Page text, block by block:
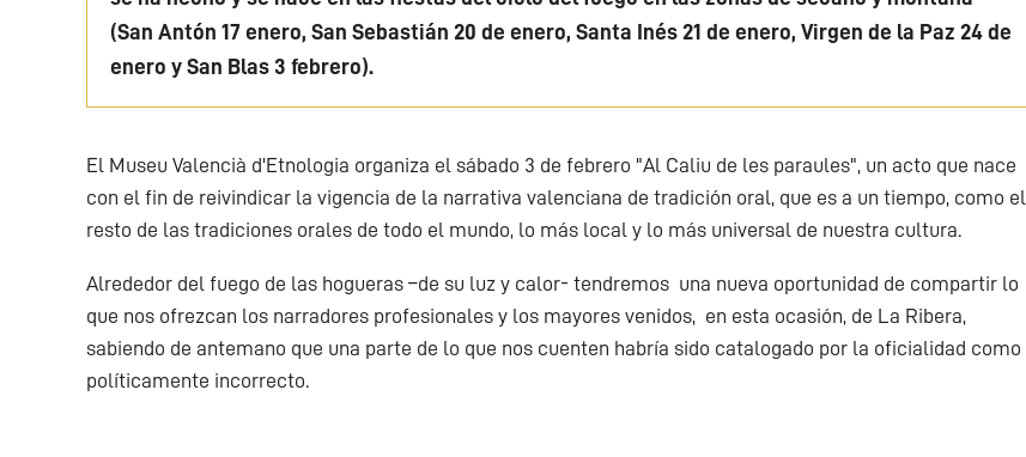
(San Antón 17 enero, San Sebastián 20 de enero, Santa Inés 21 de enero, Virgen de la Paz 24 de
enero y San Blas 3 febrero).
El Museu Valencià d'Etnologia organiza el sábado 3 de febrero "Al Caliu de les paraules", un acto que nace
con el fin de reivindicar la vigencia de la narrativa valenciana de tradición oral, que es a un tiempo, como el
resto de las tradiciones orales de todo el mundo, lo más local y lo más universal de nuestra cultura.
Alrededor del fuego de las hogueras –de su luz y calor- tendremos una nueva oportunidad de compartir lo
que nos ofrezcan los narradores profesionales y los mayores venidos, en esta ocasión, de La Ribera,
sabiendo de antemano que una parte de lo que nos cuenten habría sido catalogado por la oficialidad como
políticamente incorrecto.